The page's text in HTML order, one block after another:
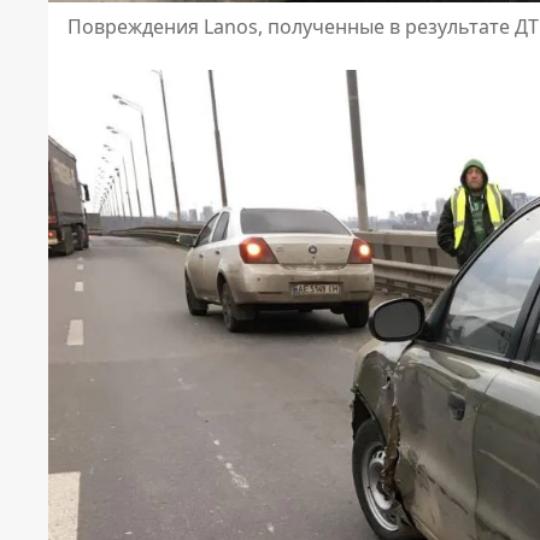
Повреждения Lanos, полученные в результате